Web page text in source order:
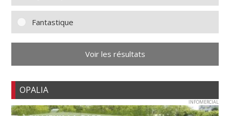
Fantastique
Voir les résultats
OPALIA
INFOMERCIAL